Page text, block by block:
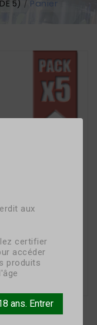
aux
certifier
accéder
produits
ans. Entrer
5)
Panier